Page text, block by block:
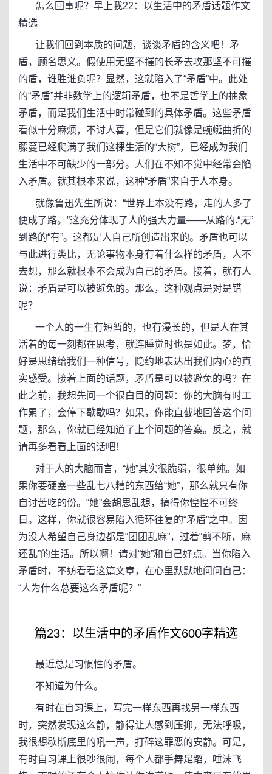
怎么回事呢？早上我22：以生活中的矛盾话题作文
精选
让我们回到本质的问题，谈谈矛盾的含义吧！矛
盾，顾名思义。假使用无坚不摧的长矛去攻那坚不可摧
的盾，谁胜谁负呢？显然，这就陷入了“矛盾”中。此处
的“矛盾”并非数学上的逻辑矛盾，也不是哲学上的抽象
矛盾，而是我们生活中时常碰到的具体矛盾。这些矛盾
看似十分麻烦，不讨人喜，但是它们就像是蜿蜒曲折的
藤蔓已经爬满了我们这棵生活的“大树”，已经成为我们
生活中不可缺少的一部分。人们在不知不觉中经常会陷
入矛盾。就其根本来说，这种“矛盾”来自于人本身。
就像鲁迅先生所说：“世界上本没有路，走的人多了
便成了路。”这充分体现了人的强大力量——从路的.“无”
到路的“有”。这都是人自己所创造出来的。矛盾也可以
与此进行类比，无论事物本身有着什么样的矛盾，人不
去想，那么就根本不会成为自己的矛盾。接着，就有人
说：矛盾是可以被避免的。那么，这种观点是对是错
呢？
一个人的一生有短暂的，也有漫长的，但是人在其
活着的每一刻都在思考，就连睡觉时也是如此。梦，恰
好是思绪给我们一种信号，隐约地表达出我们内心的真
实感受。接着上面的话题，矛盾是可以被避免的吗？在
此之前，我想先问一个很白目的问题：你的大脑有时工
作累了，会停下歇歇吗？如果，你能直截地回答这个问
题，那么，你就已经知道了上个问题的答案。反之，就
请再多看看上面的话吧！
对于人的大脑而言，“她”其实很脆弱，很单纯。如
果你要硬塞一些乱七八糟的东西给“她”，那么就只有你
自讨苦吃的份。“她”会胡思乱想，搞得你惶惶不可终
日。这样，你就很容易陷入循环往复的“矛盾”之中。因
为没人希望自己身边都是“团团乱麻”，过着“剪不断，麻
还乱”的生活。所以啊！请对“她”和自己好点。当你陷入
矛盾时，不妨看看这篇文章，在心里默默地问问自己：
“人为什么总要这么矛盾呢？”
篇23：以生活中的矛盾作文600字精选
最近总是习惯性的矛盾。
不知道为什么。
有时在自习课上，写完一样东西再找另一样东西
时，突然发现这么静，静得让人感到压抑，无法呼吸，
我很想歇斯底里的吼一声，打碎这罪恶的安静。可是，
有时自习课上很吵很闹，每个人都手舞足蹈，唾沫飞